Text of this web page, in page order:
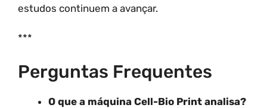
estudos continuem a avançar.
***
Perguntas Frequentes
O que a máquina Cell-Bio Print analisa?